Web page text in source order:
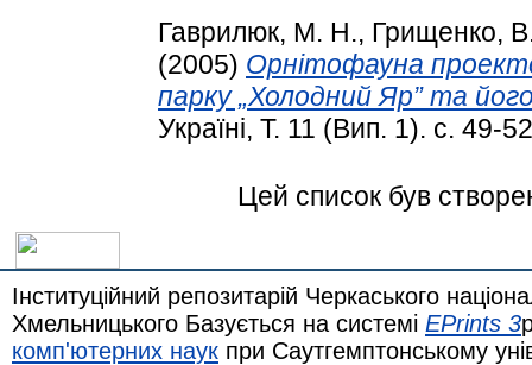
Гаврилюк, М. Н., Грищенко,
(2005) Орнітофауна
парку „Холодний Яр” та
Україні, Т. 11 (Вип. 1). с. 49-
Цей список був
Інституційний репозитарій Черкаського
Хмельницького Базується на системі EPrints 3
комп'ютерних наук при Саутгемптонському